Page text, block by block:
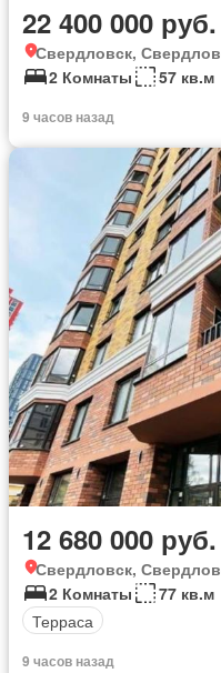
22 400 000 руб.
Свердловск,
2 Комнаты
57 кв.м
9 часов назад
12 680 000 руб.
Свердловск,
2 Комнаты
77 кв.м
Терраса
9 часов назад